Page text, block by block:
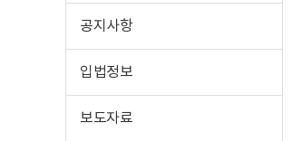
공지사항
입법정보
보도자료